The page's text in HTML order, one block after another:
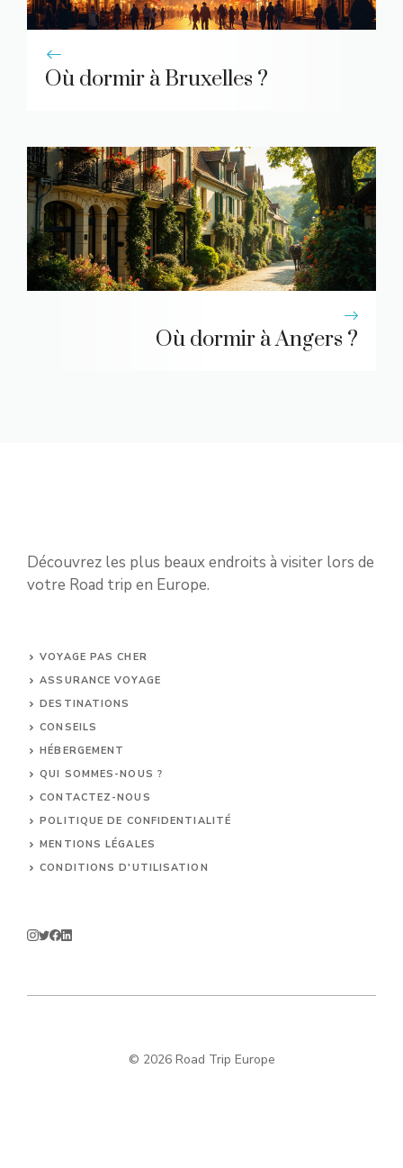
Où dormir à Bruxelles ?
Où dormir à Angers ?
Découvrez les plus beaux endroits à visiter lors de
votre Road trip en Europe.
VOYAGE PAS CHER
ASSURANCE VOYAGE
DESTINATIONS
CONSEILS
HÉBERGEMENT
QUI SOMMES-NOUS ?
CONTACTEZ-NOUS
POLITIQUE DE CONFIDENTIALITÉ
MENTIONS LÉGALES
CONDITIONS D'UTILISATION
© 2026 Road Trip Europe